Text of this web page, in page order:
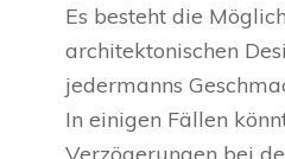
Es besteht die
architektonischen
jedermanns
In einigen Fällen